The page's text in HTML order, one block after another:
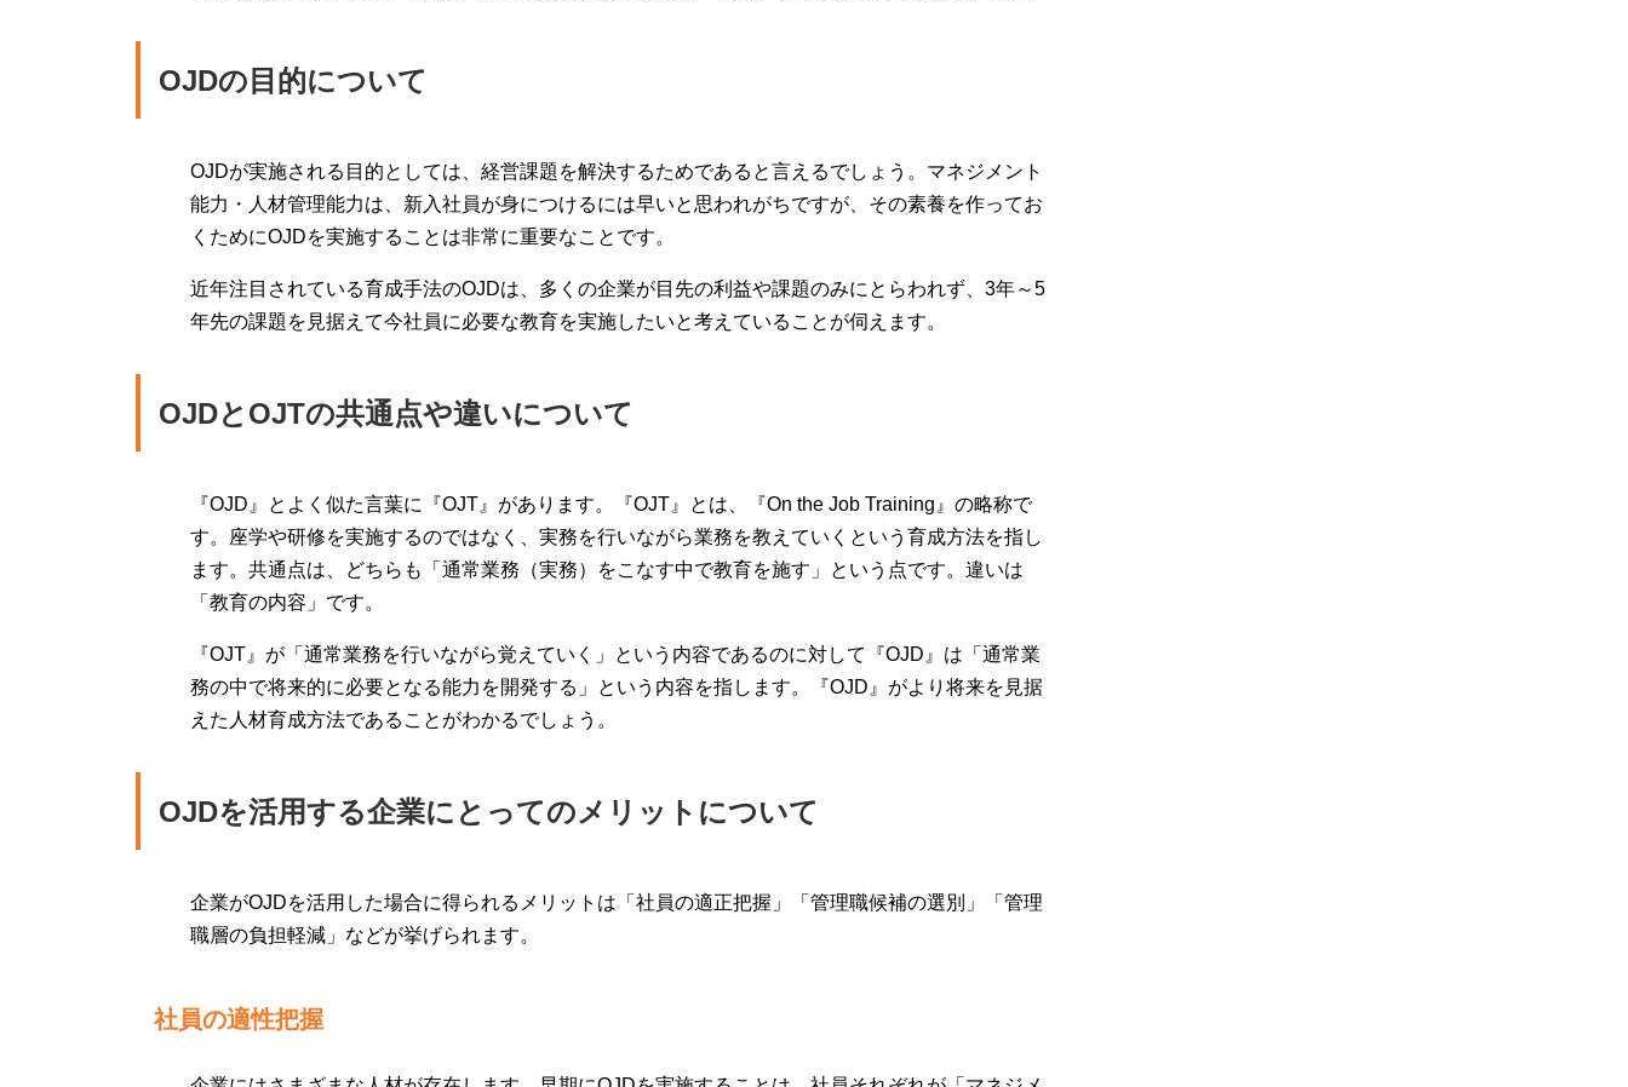
OJDの目的について
OJDが実施される目的としては、経営課題を解決するためであると言えるでしょう。マネジメント
能力・人材管理能力は、新入社員が身につけるには早いと思われがちですが、その素養を作ってお
くためにOJDを実施することは非常に重要なことです。
近年注目されている育成手法のOJDは、多くの企業が目先の利益や課題のみにとらわれず、3年～5
年先の課題を見据えて今社員に必要な教育を実施したいと考えていることが伺えます。
OJDとOJTの共通点や違いについて
『OJD』とよく似た言葉に『OJT』があります。『OJT』とは、『On the Job Training』の略称で
す。座学や研修を実施するのではなく、実務を行いながら業務を教えていくという育成方法を指し
ます。共通点は、どちらも「通常業務（実務）をこなす中で教育を施す」という点です。違いは
「教育の内容」です。
『OJT』が「通常業務を行いながら覚えていく」という内容であるのに対して『OJD』は「通常業
務の中で将来的に必要となる能力を開発する」という内容を指します。『OJD』がより将来を見据
えた人材育成方法であることがわかるでしょう。
OJDを活用する企業にとってのメリットについて
企業がOJDを活用した場合に得られるメリットは「社員の適正把握」「管理職候補の選別」「管理
職層の負担軽減」などが挙げられます。
社員の適性把握